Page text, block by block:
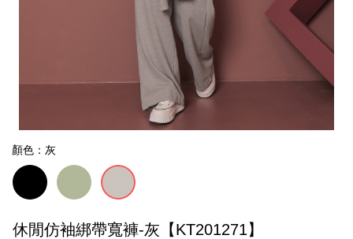
顏色：灰
休閒仿袖綁帶寬褲-灰【KT201271】